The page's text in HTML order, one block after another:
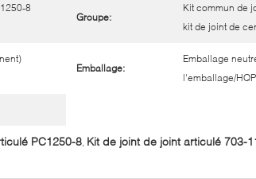
8
Groupe:
Kit commun de
kit de joint de
Emballage:
Emballage
l'emballage/
PC1250-8 Kit de joint de joint articulé 703-